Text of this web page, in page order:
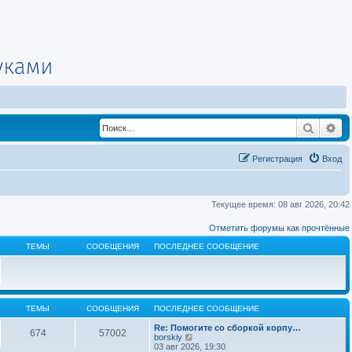
Поиск
Вход
Регистрация
Текущее время: 08 авг 2026, 20:42
Отметить форумы как прочтённые
ТЕМЫ СООБЩЕНИЯ ПОСЛЕДНЕЕ СООБЩЕНИЕ
ТЕМЫ СООБЩЕНИЯ ПОСЛЕДНЕЕ СООБЩЕНИЕ
674 57002
Re: Помогите со сборкой корпу…
borskiy
е
03 авг 2026, 19:30